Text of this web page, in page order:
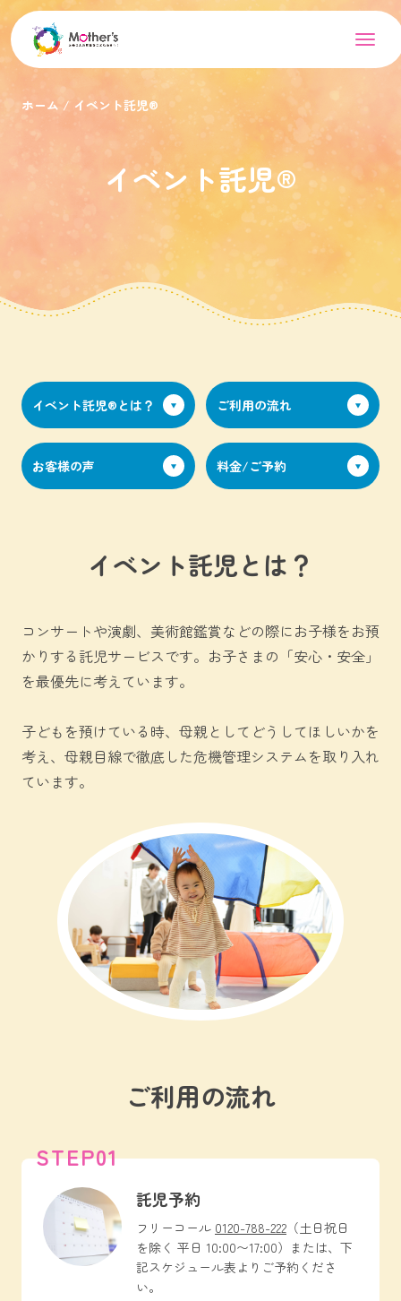
ホーム イベント託児®︎
イベント託児®︎
イベント託児®︎とは？ ご利用の流れ
お客様の声 料金/ご予約
イベント託児とは？
コンサートや演劇、美術館鑑賞などの際にお子様をお預
かりする託児サービスです。お子さまの「安心・安全」
を最優先に考えています。
子どもを預けている時、母親としてどうしてほしいかを
考え、母親目線で徹底した危機管理システムを取り入れ
ています。
ご利用の流れ
STEP01
託児予約
フリーコール 0120-788-222 （土日祝日
を除く 平日 10:00〜17:00）または、下
記スケジュール表よりご予約くださ
い。